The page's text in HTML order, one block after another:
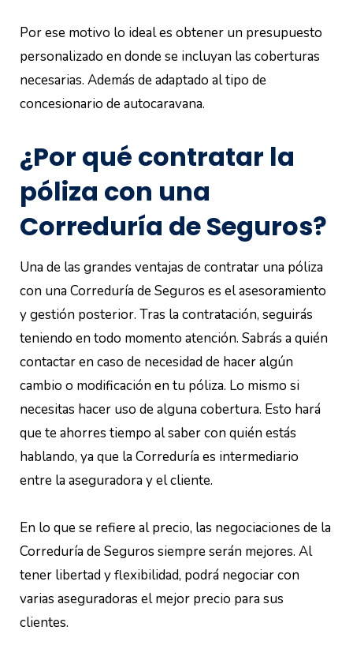
Por ese motivo lo ideal es obtener un presupuesto
personalizado en donde se incluyan las coberturas
necesarias. Además de adaptado al tipo de
concesionario de autocaravana.
¿Por qué contratar la
póliza con una
Correduría de Seguros?
Una de las grandes ventajas de contratar una póliza
con una Correduría de Seguros es el asesoramiento
y gestión posterior. Tras la contratación, seguirás
teniendo en todo momento atención. Sabrás a quién
contactar en caso de necesidad de hacer algún
cambio o modificación en tu póliza. Lo mismo si
necesitas hacer uso de alguna cobertura. Esto hará
que te ahorres tiempo al saber con quién estás
hablando, ya que la Correduría es intermediario
entre la aseguradora y el cliente.
En lo que se refiere al precio, las negociaciones de la
Correduría de Seguros siempre serán mejores. Al
tener libertad y flexibilidad, podrá negociar con
varias aseguradoras el mejor precio para sus
clientes.